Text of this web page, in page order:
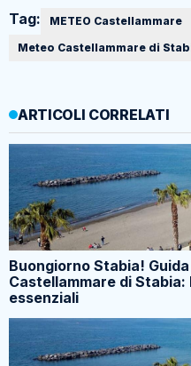
Tag:
METEO Castellammare
Meteo Castellammare di
ARTICOLI CORRELATI
Buongiorno Stabia!
Castellammare di
essenziali